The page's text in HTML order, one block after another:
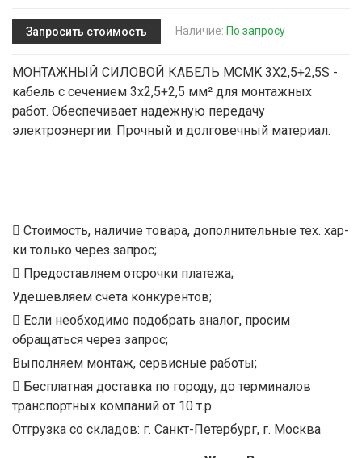
Запросить стоимость Наличие: По запросу
МОНТАЖНЫЙ СИЛОВОЙ КАБЕЛЬ MCMK 3X2,5+2,5S -
кабель с сечением 3х2,5+2,5 мм² для монтажных
работ. Обеспечивает надежную передачу
электроэнергии. Прочный и долговечный материал.
Стоимость, наличие товара, дополнительные тех. хар-
ки только через запрос;
Предоставляем отсрочки платежа;
Удешевляем счета конкурентов;
Если необходимо подобрать аналог, просим
обращаться через запрос;
Выполняем монтаж, сервисные работы;
Бесплатная доставка по городу, до терминалов
транспортных компаний от 10 т.р.
Отгрузка со складов: г. Санкт-Петербург, г. Москва